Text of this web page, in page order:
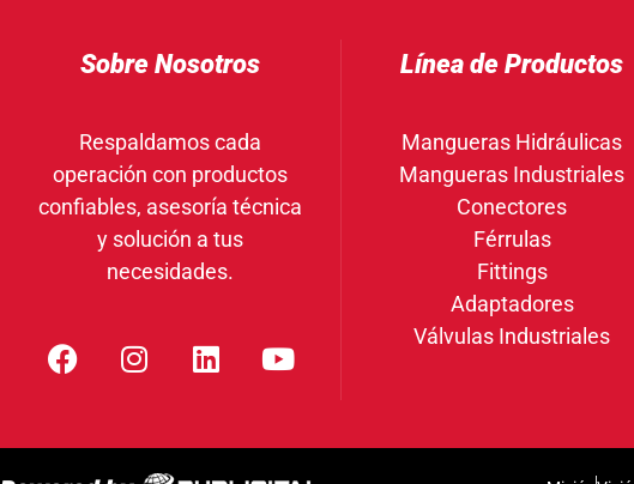
Sobre Nosotros
Respaldamos cada
operación con productos
confiables, asesoría técnica
y solución a tus
necesidades.
Línea de Productos
Mangueras Hidráulicas
Mangueras Industriales
Conectores
Férrulas
Fittings
Adaptadores
Válvulas Industriales